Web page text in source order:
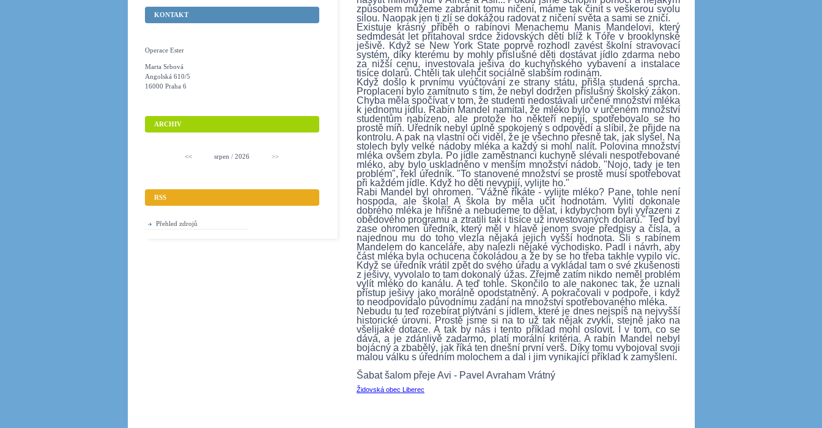
způsobem můžeme zabránit tomu ničení, máme tak činit s veškerou svolu
silou. Naopak jen ti zlí se dokážou radovat z ničení světa a sami se zničí.
Existuje krásný příběh o rabínovi Menachemu Manis Mandelovi, který
sedmdesát let přitahoval srdce židovských dětí blíž k Tóře v brooklynské
ješivě. Když se New York State poprvé rozhodl zavést školní stravovací
systém, díky kterému by mohly příslušné děti dostávat jídlo zdarma nebo
za nižší cenu, investovala ješiva do kuchyňského vybavení a instalace
tisíce dolarů. Chtěli tak ulehčit sociálně slabším rodinám.
Když došlo k prvnímu vyúčtování ze strany státu, přišla studená sprcha.
Proplacení bylo zamítnuto s tím, že nebyl dodržen příslušný školský zákon.
Chyba měla spočívat v tom, že studenti nedostávali určené množství mléka
k jednomu jídlu. Rabín Mandel namítal, že mléko bylo v určeném množství
studentům nabízeno, ale protože ho někteří nepijí, spotřebovalo se ho
prostě míň. Úředník nebyl úplně spokojený s odpovědí a slíbil, že přijde na
kontrolu. A pak na vlastní oči viděl, že je všechno přesně tak, jak slyšel. Na
stolech byly velké nádoby mléka a každý si mohl nalít. Polovina množství
mléka ovšem zbyla. Po jídle zaměstnanci kuchyně slévali nespotřebované
mléko, aby bylo uskladněno v menším množství nádob. "Nojo, tady je ten
problém", řekl úředník. "To stanovené množství se prostě musí spotřebovat
při každém jídle. Když ho děti nevypijí, vylijte ho."
Rabi Mandel byl ohromen. "Vážně říkáte - vylijte mléko? Pane, tohle není
hospoda, ale škola! A škola by měla učit hodnotám. Vylití dokonale
dobrého mléka je hříšné a nebudeme to dělat, i kdybychom byli vyřazeni z
obědového programu a ztratili tak i tisíce už investovaných dolarů." Teď byl
zase ohromen úředník, který měl v hlavě jenom svoje předpisy a čísla, a
najednou mu do toho vlezla nějaká jejich vyšší hodnota. Šli s rabínem
Mandelem do kanceláře, aby nalezli nějaké východisko. Padl i návrh, aby
část mléka byla ochucena čokoládou a že by se ho třeba takhle vypilo víc.
Když se úředník vrátil zpět do svého úřadu a vykládal tam o své zkušenosti
z ješivy, vyvolalo to tam dokonalý úžas. Zřejmě zatím nikdo neměl problém
vylít mléko do kanálu. A teď tohle. Skončilo to ale nakonec tak, že uznali
přístup ješivy jako morálně opodstatněný. A pokračovali v podpoře, i když
to neodpovídalo původnímu zadání na množství spotřebovaného mléka.
Nebudu tu teď rozebírat plýtvání s jídlem, které je dnes nejspíš na nejvyšší
historické úrovni. Prostě jsme si na to už tak nějak zvykli, stejně jako na
všelijaké dotace. A tak by nás i tento příklad mohl oslovit. I v tom, co se
dává, a je zdánlivě zadarmo, platí morální kritéria. A rabín Mandel nebyl
bojácný a zbabělý, jak říká ten dnešní první verš. Díky tomu vybojoval svoji
malou válku s úředním molochem a dal i jim vynikající příklad k zamyšlení.
Šabat šalom přeje Avi - Pavel Avraham Vrátný
Židovská obec Liberec
KONTAKT
Operace Ester
Marta Srbová
Angolská 610/5
16000 Praha 6
ARCHIV
<< srpen / 2026 >>
RSS
Přehled zdrojů